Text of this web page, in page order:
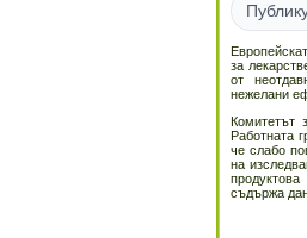
за
от
нежелани
Комитетът
Работната
че слабо
на
съдържа